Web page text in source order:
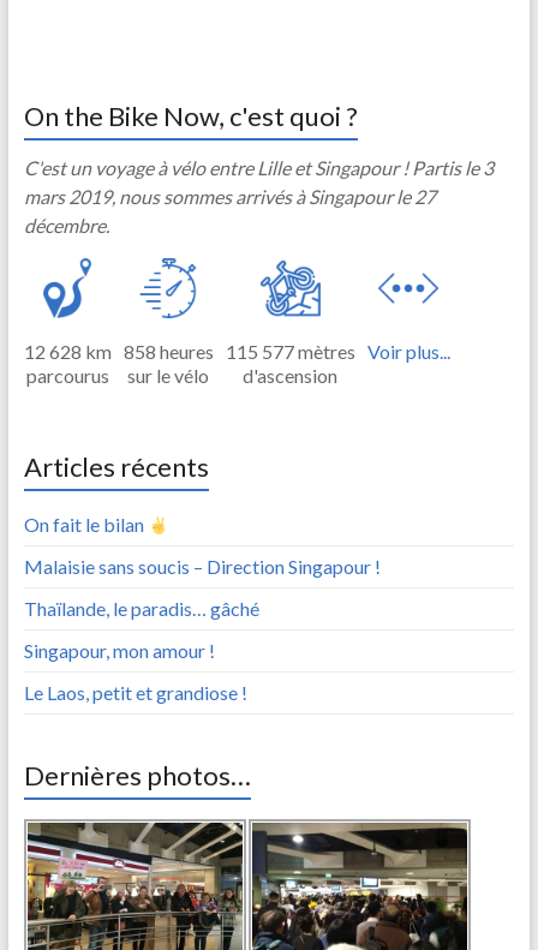
On the Bike Now, c'est quoi ?
C'est un voyage à vélo entre Lille et Singapour ! Partis le 3
mars 2019, nous sommes arrivés à Singapour le 27
décembre.
12 628 km
parcourus
858 heures
sur le vélo
115 577 mètres
d'ascension
Voir plus...
Articles récents
On fait le bilan
Malaisie sans soucis – Direction Singapour !
Thaïlande, le paradis… gâché
Singapour, mon amour !
Le Laos, petit et grandiose !
Dernières photos…